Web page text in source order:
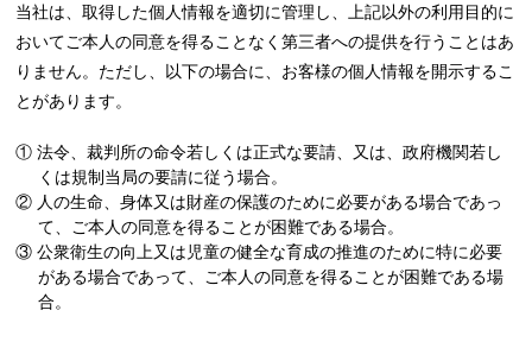
当社は、取得した個人情報を適切に管理し、上記以外の利用目的に
おいてご本人の同意を得ることなく第三者への提供を行うことはあ
りません。ただし、以下の場合に、お客様の個人情報を開示するこ
とがあります。
① 法令、裁判所の命令若しくは正式な要請、又は、政府機関若し
くは規制当局の要請に従う場合。
② 人の生命、身体又は財産の保護のために必要がある場合であっ
て、ご本人の同意を得ることが困難である場合。
③ 公衆衛生の向上又は児童の健全な育成の推進のために特に必要
がある場合であって、ご本人の同意を得ることが困難である場
合。